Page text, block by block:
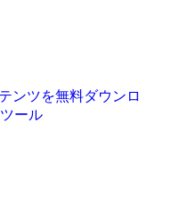
ンツを無料ダウンロ
ール